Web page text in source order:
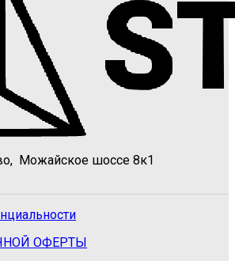
Можайское шоссе 8к1
ОФЕРТЫ